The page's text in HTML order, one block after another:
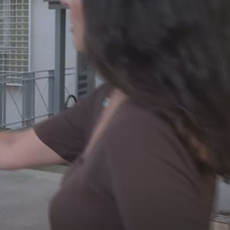
FOTO/VIDEO Apokaliptični prizori s Dunava: Zbog